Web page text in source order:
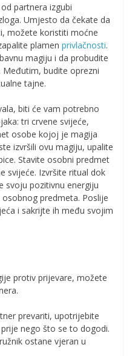
partnera izgubi
Umjesto da čekate da
možete koristiti moćne
plamen privlačnosti.
magiju i da probudite
budite oprezni
tajne.
biti će vam potrebno
tri crvene svijeće,
osobe kojoj je magija
izvršili ovu magiju, upalite
Stavite osobni predmet
svijeće. Izvršite ritual dok
svoju pozitivnu energiju
predmeta. Poslije
i sakrijte ih među svojim
protiv prijevare, možete
prevariti, upotrijebite
nego što se to dogodi.
ostane vjeran u